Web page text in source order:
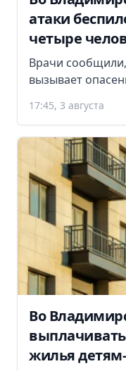
атаки
четыре
Врачи
вызывает
17:45, 3 августа
Во
жилья